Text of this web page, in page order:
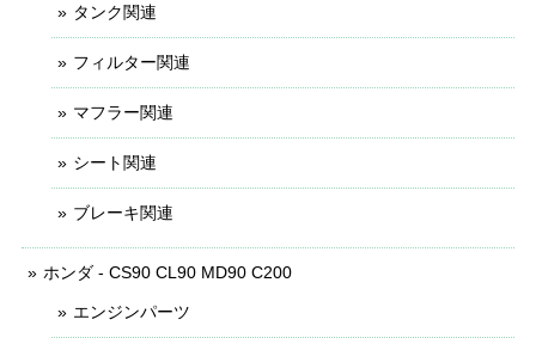
タンク関連
フィルター関連
マフラー関連
シート関連
ブレーキ関連
ホンダ - CS90 CL90 MD90 C200
エンジンパーツ